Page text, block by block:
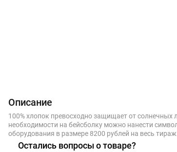
Описание
100% хлопок превосходно защищает от
необходимости на бейсболку можно нанести
оборудования в размере 8200 рублей на весь тираж.
Остались вопросы о товаре?